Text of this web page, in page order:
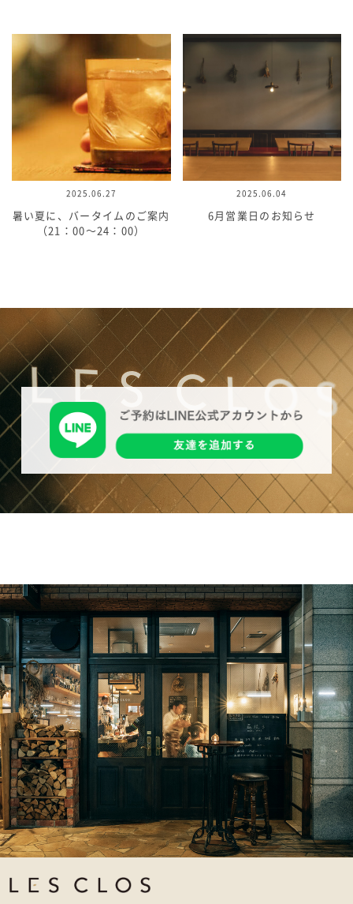
2025.06.27
暑い夏に、バータイムのご案内
（21：00～24：00）
2025.06.04
6月営業日のお知らせ